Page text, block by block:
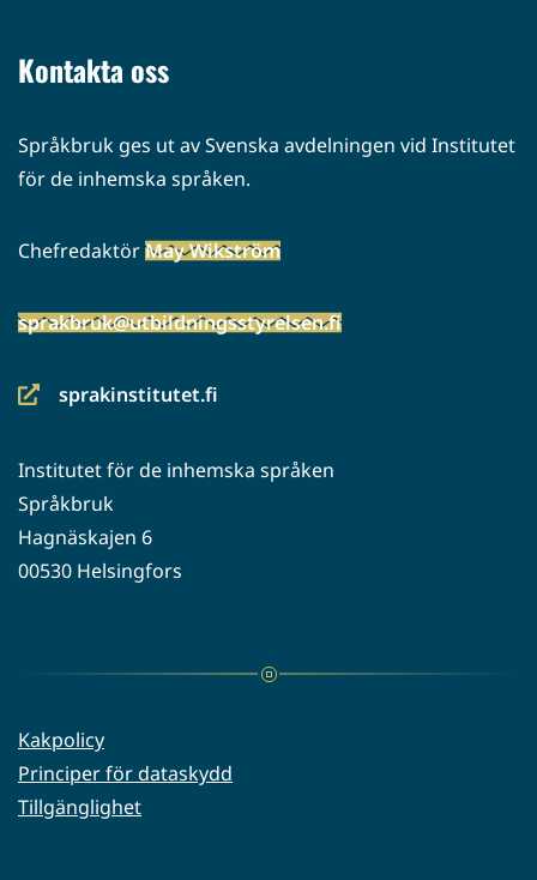
Kontakta oss
Språkbruk ges ut av Svenska avdelningen vid Institutet
för de inhemska språken.
ChefredaktörMay Wikström
sprakbruk@utbildningsstyrelsen.fi
sprakinstitutet.fi
(siirryt
palveluun)
Institutet för de inhemska språken
Språkbruk
Hagnäskajen 6
00530 Helsingfors
Kakpolicy
Principer för dataskydd
Tillgänglighet